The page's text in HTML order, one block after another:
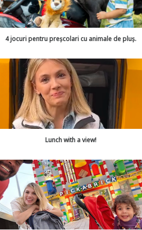
4 jocuri pentru preșcolari cu animale de pluș.
Lunch with a view!